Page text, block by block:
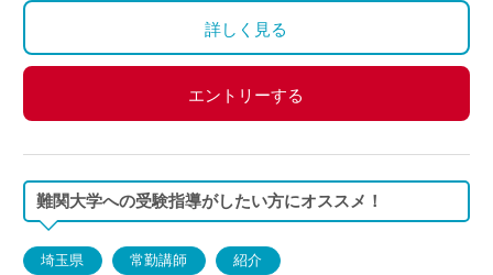
2年目以降：5.3カ月(6月：2.3カ月、12月：3.0カ月 )※
・昇給あり
・交通費別途支給
詳しく見る
エントリーする
難関大学への受験指導がしたい方にオススメ！
埼玉県 常勤講師 紹介